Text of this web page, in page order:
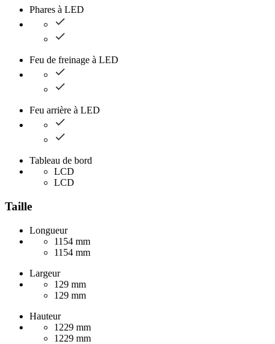
Phares à LED
Feu de freinage à LED
Feu arrière à LED
Tableau de bord
LCD
LCD
Taille
Longueur
1154 mm
1154 mm
Largeur
129 mm
129 mm
Hauteur
1229 mm
1229 mm